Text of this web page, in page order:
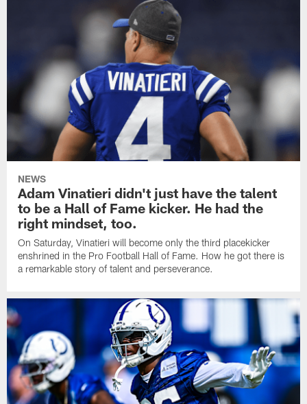
NEWS
Adam Vinatieri didn't just have the talent
to be a Hall of Fame kicker. He had the
right mindset, too.
On Saturday, Vinatieri will become only the third placekicker
enshrined in the Pro Football Hall of Fame. How he got there is
a remarkable story of talent and perseverance.